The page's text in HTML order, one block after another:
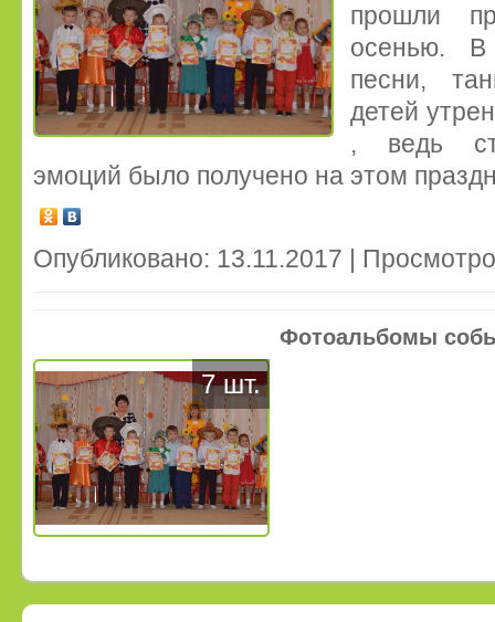
прошли
осенью.
песни,
детей
, ведь
эмоций было получено на этом
Опубликовано: 13.11.2017 |
Фотоальбомы
7 шт.